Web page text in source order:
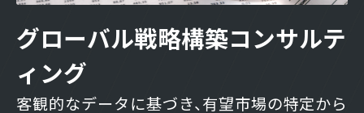
グローバル戦略構築コンサルテ
ィング
客観的なデータに基づき、有望市場の特定から